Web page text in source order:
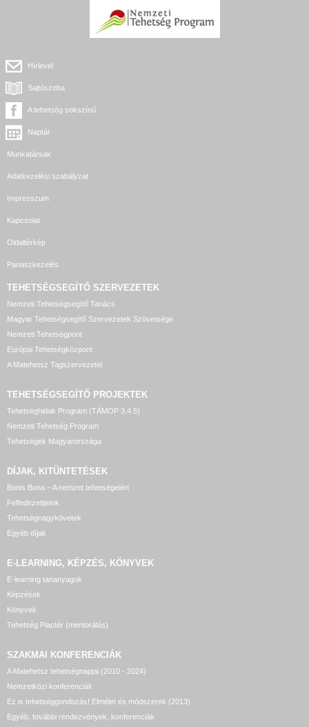
Hírlevél
Sajtószoba
A tehetség sokszínű
Naptár
Munkatársak
Adatkezelési szabályzat
Impresszum
Kapcsolat
Oldaltérkép
Panaszkezelés
TEHETSÉGSEGÍTŐ SZERVEZETEK
Nemzeti Tehetségsegítő Tanács
Magyar Tehetségsegítő Szervezetek Szövetsége
Nemzeti Tehetségpont
Európai Tehetségközpont
A Matehetsz Tagszervezetei
TEHETSÉGSEGÍTŐ PROJEKTEK
Tehetséghidak Program (TÁMOP 3.4.5)
Nemzeti Tehetség Program
Tehetségek Magyarországa
DÍJAK, KITÜNTETÉSEK
Bonis Bona – A nemzet tehetségeiért
Felfedezettjeink
Tehetségnagykövetek
Egyéb díjak
E-LEARNING, KÉPZÉS, KÖNYVEK
E-learning tananyagok
Képzések
Könyvek
Tehetség Piactér (mentorálás)
SZAKMAI KONFERENCIÁK
A Matehetsz tehetségnapjai (2010 - 2024)
Nemzetközi konferenciák
Ez is tehetséggondozás! Elmélet és módszerek (2013)
Egyéb, további rendezvények, konferenciák